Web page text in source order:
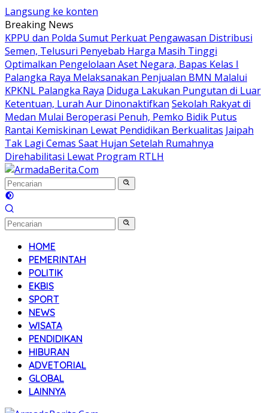
Langsung ke konten
Breaking News
KPPU dan Polda Sumut Perkuat Pengawasan Distribusi
Semen, Telusuri Penyebab Harga Masih Tinggi
Optimalkan Pengelolaan Aset Negara, Bapas Kelas I
Palangka Raya Melaksanakan Penjualan BMN Malalui
KPKNL Palangka Raya Diduga Lakukan Pungutan di Luar
Ketentuan, Lurah Aur Dinonaktifkan Sekolah Rakyat di
Medan Mulai Beroperasi Penuh, Pemko Bidik Putus
Rantai Kemiskinan Lewat Pendidikan Berkualitas Jaipah
Tak Lagi Cemas Saat Hujan Setelah Rumahnya
Direhabilitasi Lewat Program RTLH
HOME
PEMERINTAH
POLITIK
EKBIS
SPORT
NEWS
WISATA
PENDIDIKAN
HIBURAN
ADVETORIAL
GLOBAL
LAINNYA